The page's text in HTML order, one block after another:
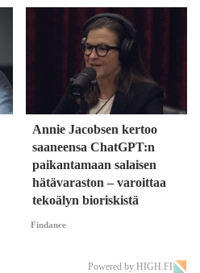
Annie Jacobsen kertoo
saaneensa ChatGPT:n
paikantamaan salaisen
hätävaraston – varoittaa
tekoälyn bioriskistä
Findance
Powered by HIGH.FI